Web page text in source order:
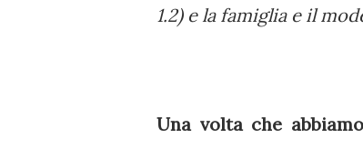
1.2) e la famiglia e il
Una volta che